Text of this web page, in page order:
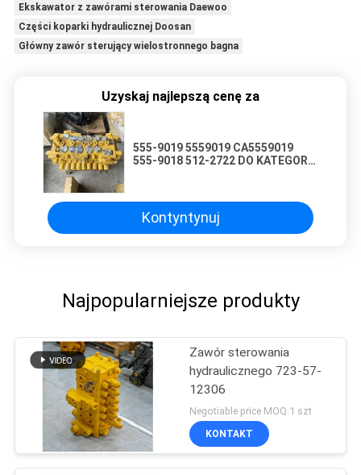
Ekskawator z zawórami sterowania Daewoo
Części koparki hydraulicznej Doosan
Główny zawór sterujący wielostronnego bagna
Uzyskaj najlepszą cenę za
555-9019 5559019 CA5559019
555-9018 512-2722 DO KATEGORY
KONTROLOWANIA HIDRAULICZNE
Kontyntynuj
Najpopularniejsze produkty
Zawór sterowania
hydraulicznego 723-57-
12306
Negotiable price MOQ:1 szt
KONTAKT